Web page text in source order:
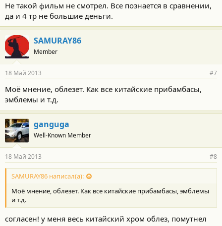
Не такой фильм не смотрел. Все познается в сравнении,
да и 4 тр не большие деньги.
SAMURAY86
Member
18 Май 2013 #7
Моё мнение, облезет. Как все китайские прибамбасы,
эмблемы и т.д.
ganguga
Well-Known Member
18 Май 2013 #8
SAMURAY86 написал(а):
Моё мнение, облезет. Как все китайские прибамбасы, эмблемы
и т.д.
согласен! у меня весь китайский хром облез, помутнел